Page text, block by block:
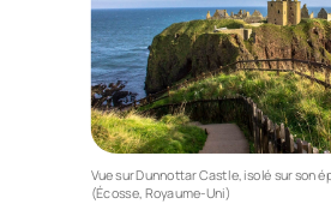
Vue sur Dunnottar Castle, isolé sur son
(Écosse, Royaume-Uni)